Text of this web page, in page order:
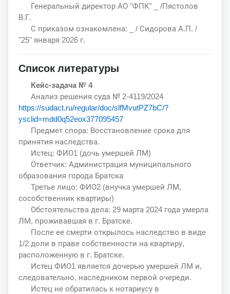
Генеральный директор АО "ФПК" _ /Пястолов
В.Г.
С приказом ознакомлена: _ / Сидорова А.П. /
"25" января 2026 г.
Список литературы
Кейс-задача № 4
Анализ решения суда № 2-4119/2024
https://sudact.ru/regular/doc/slfMvutPZ7bC/?
ysclid=mdd0q52eox377095457
Предмет спора: Восстановление срока для
принятия наследства.
Истец: ФИО1 (дочь умершей ЛМ)
Ответчик: Администрация муниципального
образования города Братска
Третье лицо: ФИО2 (внучка умершей ЛМ,
сособственник квартиры)
Обстоятельства дела: 29 марта 2024 года умерла
ЛМ, проживавшая в г. Братске.
После ее смерти открылось наследство в виде
1/2 доли в праве собственности на квартиру,
расположенную в г. Братске.
Истец ФИО1 является дочерью умершей ЛМ и,
следовательно, наследником первой очереди.
Истец не обратилась к нотариусу в